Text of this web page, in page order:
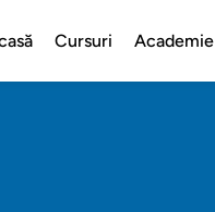
Cursuri Academie